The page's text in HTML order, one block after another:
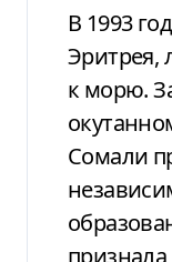
В 1993
к морю.
Сомали